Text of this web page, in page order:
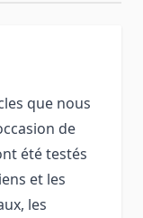
que nous
de
été testés
et les
les